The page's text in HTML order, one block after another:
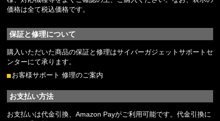
価格は全て税込価格です。
保証と修理について
購入いただいた商品の保証と修理はサイバーガジェットサポートセ
ンターにて承ります。
お客様サポート 修理のご案内
お支払い方法
お支払いは代金引換、Amazon Payがご利用可能です。代金引換に